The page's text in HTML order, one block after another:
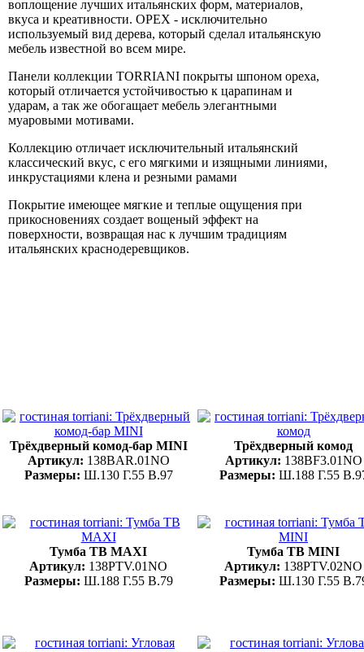
воплощение лучших итальянских форм, материалов,
вкуса и креативности. ОРЕХ - исключительно
используемый вид дерева, который сделал итальянскую
мебель известной во всем мире.
Панели коллекции TORRIANI покрыты шпоном ореха,
который отличается устойчивостью к царапинам и
ударам, а так же обогащает мебель элегантными
муаровыми мотивами.
Коллекцию отличает исключительный итальянский
классический вкус, с его мягкими и изящными линиями,
инкрустациями клена и резными рамами
Покрытие имеющее мягкие и теплые ощущения при
прикосновениях создает вощеный эффект на
поверхности, возвращая нас к лучшим традициям
итальянских краснодеревщиков.
Трёхдверный комод-бар MINI
Артикул: 138BAR.01NO
Размеры: Ш.130 Г.55 В.97
Трёхдверный комод
Артикул: 138BF3.01NO
Размеры: Ш.188 Г.55
Тумба ТВ MAXI
Артикул: 138PTV.01NO
Размеры: Ш.188 Г.55 В.79
Тумба ТВ MINI
Артикул: 138PTV.02NO
Размеры: Ш.130 Г.55